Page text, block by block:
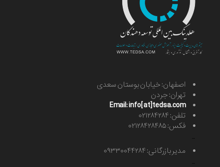
اصفهان: خیابان بوستان سعدی
تهران: جردن
Email: info[at]tedsa.com
تلفن: ۰۲۱۲۸۴۲۸۴
فکس: ۰۲۱۲۸۴۲۸۴۸۵
مدیر بازرگانی: ۰۹۳۳۰۰۴۴۲۸۴